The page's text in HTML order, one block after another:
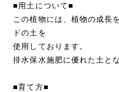
■用土について■
この植物には、植物の成長
ドの土を
使用しております。
排水保水施肥に優れた土と
■育て方■